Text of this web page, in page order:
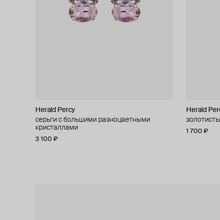
Herald Percy
серьги с большими разноцветными
кристаллами
3 100 ₽
Herald
1 700 ₽
Herald Percy
золотистая моносерьга с кристаллами
3 400 ₽
Herald
пусеты с
1 900 ₽